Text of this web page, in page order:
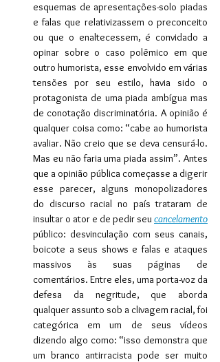
esquemas de apresentações-solo piadas
e falas que relativizassem o preconceito
ou que o enaltecessem, é convidado a
opinar sobre o caso polêmico em que
outro humorista, esse envolvido em várias
tensões por seu estilo, havia sido o
protagonista de uma piada ambígua mas
de conotação discriminatória. A opinião é
qualquer coisa como: “cabe ao humorista
avaliar. Não creio que se deva censurá-lo.
Mas eu não faria uma piada assim”. Antes
que a opinião pública começasse a digerir
esse parecer, alguns monopolizadores
do discurso racial no país trataram de
insultar o ator e de pedir seu cancelamento
público: desvinculação com seus canais,
boicote a seus shows e falas e ataques
massivos às suas páginas de
comentários. Entre eles, uma porta-voz da
defesa da negritude, que aborda
qualquer assunto sob a clivagem racial, foi
categórica em um de seus vídeos
dizendo algo como: “isso demonstra que
um branco antirracista pode ser muito